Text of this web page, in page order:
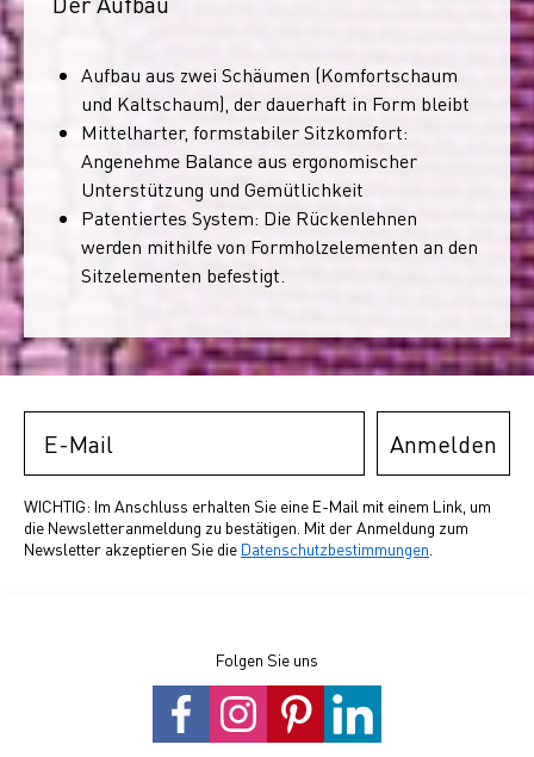
Aufbau aus zwei Schäumen (Komfortschaum
und Kaltschaum), der dauerhaft in Form bleibt
Mittelharter, formstabiler Sitzkomfort:
Angenehme Balance aus ergonomischer
Unterstützung und Gemütlichkeit
Patentiertes System: Die Rückenlehnen
werden mithilfe von Formholzelementen an den
Sitzelementen befestigt.
Anmelden
WICHTIG: Im Anschluss erhalten Sie eine E-Mail mit einem Link, um
die Newsletteranmeldung zu bestätigen. Mit der Anmeldung zum
Newsletter akzeptieren Sie die Datenschutzbestimmungen
Folgen Sie uns